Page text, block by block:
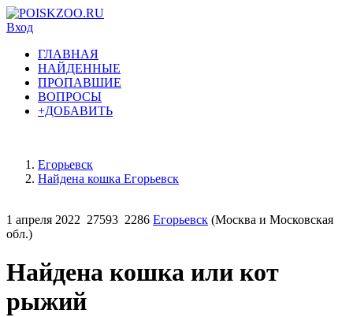
Вход
ГЛАВНАЯ
НАЙДЕННЫЕ
ПРОПАВШИЕ
ВОПРОСЫ
+ДОБАВИТЬ
Егорьевск
Найдена кошка Егорьевск
1 апреля 2022 27593 2286 Егорьевск (Москва и Московская
обл.)
Найдена кошка или кот
рыжий